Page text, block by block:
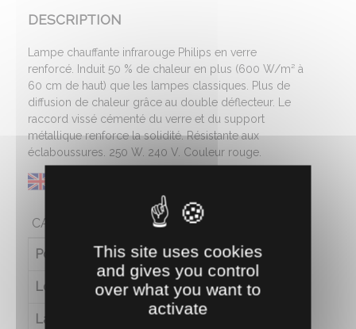
DESCRIPTION
Lampe chauffante infrarouge Philips en verre
renforcé. Induit 50 % de chaleur en plus (600 W/m² à
60 cm de haut) que les lampes classiques. Plus de
diffusion de chaleur grâce au double déflecteur. Le
raccord vissé cémenté du verre et du support
métallique renforce la solidité. Résistante aux
éclaboussures. 250 W. 240 V. Couleur rouge.
CARACTÉRISTIQUES
Poids (en kg) 0.155
Longueur (en cm) 12
Largeur (en cm) 12
This site uses cookies
and gives you control
over what you want to
activate